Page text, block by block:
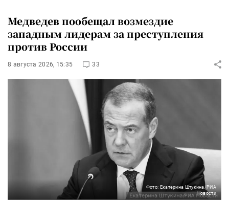
Медведев пообещал возмездие
западным лидерам за преступления
против России
8 августа 2026, 15:35 33
Фото: Екатерина Штукина/РИА
Новости